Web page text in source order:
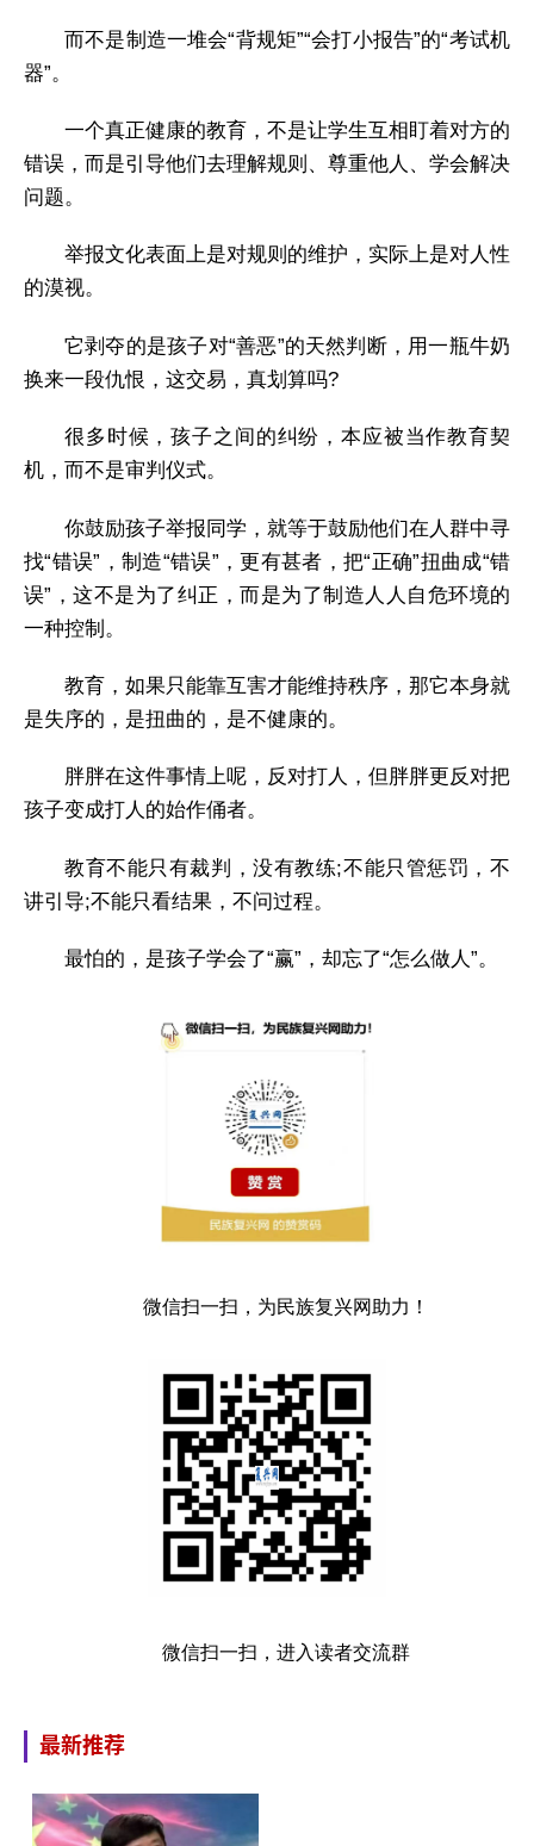
而不是制造一堆会“背规矩”“会打小报告”的“考试机
器”。
一个真正健康的教育，不是让学生互相盯着对方的
错误，而是引导他们去理解规则、尊重他人、学会解决
问题。
举报文化表面上是对规则的维护，实际上是对人性
的漠视。
它剥夺的是孩子对“善恶”的天然判断，用一瓶牛奶
换来一段仇恨，这交易，真划算吗?
很多时候，孩子之间的纠纷，本应被当作教育契
机，而不是审判仪式。
你鼓励孩子举报同学，就等于鼓励他们在人群中寻
找“错误”，制造“错误”，更有甚者，把“正确”扭曲成“错
误”，这不是为了纠正，而是为了制造人人自危环境的
一种控制。
教育，如果只能靠互害才能维持秩序，那它本身就
是失序的，是扭曲的，是不健康的。
胖胖在这件事情上呢，反对打人，但胖胖更反对把
孩子变成打人的始作俑者。
教育不能只有裁判，没有教练;不能只管惩罚，不
讲引导;不能只看结果，不问过程。
最怕的，是孩子学会了“赢”，却忘了“怎么做人”。
微信扫一扫，为民族复兴网助力！
微信扫一扫，进入读者交流群
最新推荐